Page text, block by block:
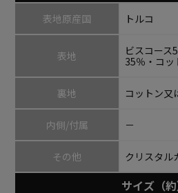
表地原産国 トルコ
表地
ビスコース
35％・コッ
裏地 コットン又
内側/付属 －
その他 クリスタル
サイズ（約